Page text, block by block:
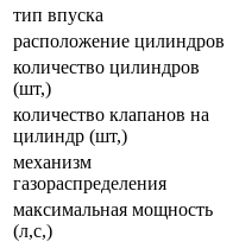
тип впуска
расположение цилиндров
количество цилиндров
(шт,)
количество клапанов на
цилиндр (шт,)
механизм
газораспределения
максимальная мощность
(л,с,)